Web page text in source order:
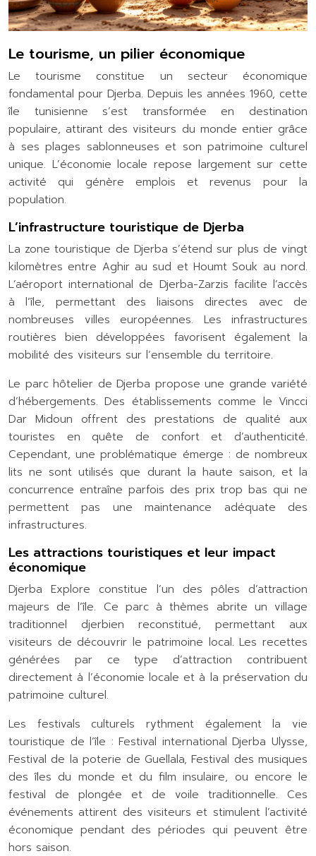
Le tourisme, un pilier économique
Le tourisme constitue un secteur économique
fondamental pour Djerba. Depuis les années 1960, cette
île tunisienne s’est transformée en destination
populaire, attirant des visiteurs du monde entier grâce
à ses plages sablonneuses et son patrimoine culturel
unique. L’économie locale repose largement sur cette
activité qui génère emplois et revenus pour la
population.
L’infrastructure touristique de Djerba
La zone touristique de Djerba s’étend sur plus de vingt
kilomètres entre Aghir au sud et Houmt Souk au nord.
L’aéroport international de Djerba-Zarzis facilite l’accès
à l’île, permettant des liaisons directes avec de
nombreuses villes européennes. Les infrastructures
routières bien développées favorisent également la
mobilité des visiteurs sur l’ensemble du territoire.
Le parc hôtelier de Djerba propose une grande variété
d’hébergements. Des établissements comme le Vincci
Dar Midoun offrent des prestations de qualité aux
touristes en quête de confort et d’authenticité.
Cependant, une problématique émerge : de nombreux
lits ne sont utilisés que durant la haute saison, et la
concurrence entraîne parfois des prix trop bas qui ne
permettent pas une maintenance adéquate des
infrastructures.
Les attractions touristiques et leur impact
économique
Djerba Explore constitue l’un des pôles d’attraction
majeurs de l’île. Ce parc à thèmes abrite un village
traditionnel djerbien reconstitué, permettant aux
visiteurs de découvrir le patrimoine local. Les recettes
générées par ce type d’attraction contribuent
directement à l’économie locale et à la préservation du
patrimoine culturel.
Les festivals culturels rythment également la vie
touristique de l’île : Festival international Djerba Ulysse,
Festival de la poterie de Guellala, Festival des musiques
des îles du monde et du film insulaire, ou encore le
festival de plongée et de voile traditionnelle. Ces
événements attirent des visiteurs et stimulent l’activité
économique pendant des périodes qui peuvent être
hors saison.